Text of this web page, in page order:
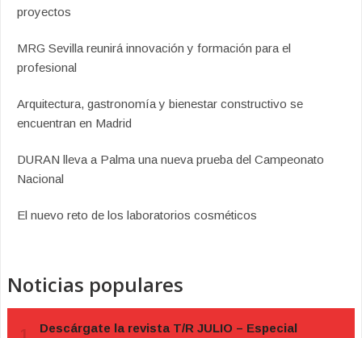
proyectos
MRG Sevilla reunirá innovación y formación para el
profesional
Arquitectura, gastronomía y bienestar constructivo se
encuentran en Madrid
DURAN lleva a Palma una nueva prueba del Campeonato
Nacional
El nuevo reto de los laboratorios cosméticos
Noticias populares